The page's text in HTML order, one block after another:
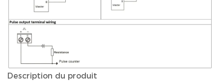
Description du produit